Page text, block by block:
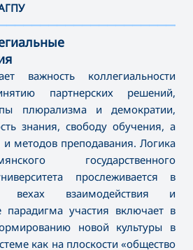
важность коллегиальности
партнерских решений,
плюрализма и демократии,
знания, свободу обучения, а
методов преподавания. Логика
государственного
прослеживается в
вехах взаимодействия и
парадигма участия включает в
новой культуры в
как на плоскости «общество